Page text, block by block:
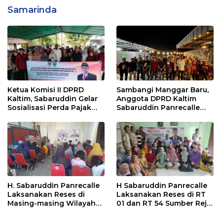
Samarinda
Ketua Komisi II DPRD
Kaltim, Sabaruddin Gelar
Sosialisasi Perda Pajak
Sepinggan Raya
Balikpapan
Sambangi Manggar Baru,
Anggota DPRD Kaltim
Sabaruddin Panrecalle
Balikpapan
H. Sabaruddin Panrecalle
Laksanakan Reses di
Masing-masing Wilayah
H Sabaruddin Panrecalle
Laksanakan Reses di RT
01 dan RT 54 Sumber Rejo